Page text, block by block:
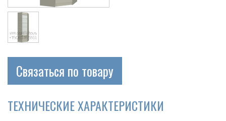
Связаться по товару
ТЕХНИЧЕСКИЕ ХАРАКТЕРИСТИКИ